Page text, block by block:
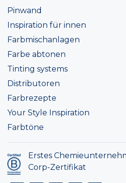
Pinwand
Inspiration für innen
Farbmischanlagen
Farbe abtonen
Tinting systems
Distributoren
Farbrezepte
Your Style Inspiration
Farbtöne
Erstes
Corp-Zertifikat